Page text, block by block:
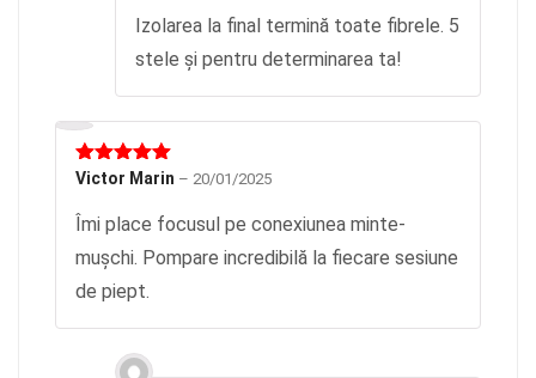
Izolarea la final termină toate fibrele. 5
stele și pentru determinarea ta!
Evaluat la
Victor Marin – 20/01/2025
Îmi place focusul pe conexiunea minte-
mușchi. Pompare incredibilă la fiecare sesiune
de piept.